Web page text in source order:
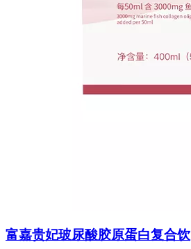
富嘉贵妃玻尿酸胶原蛋白复合饮